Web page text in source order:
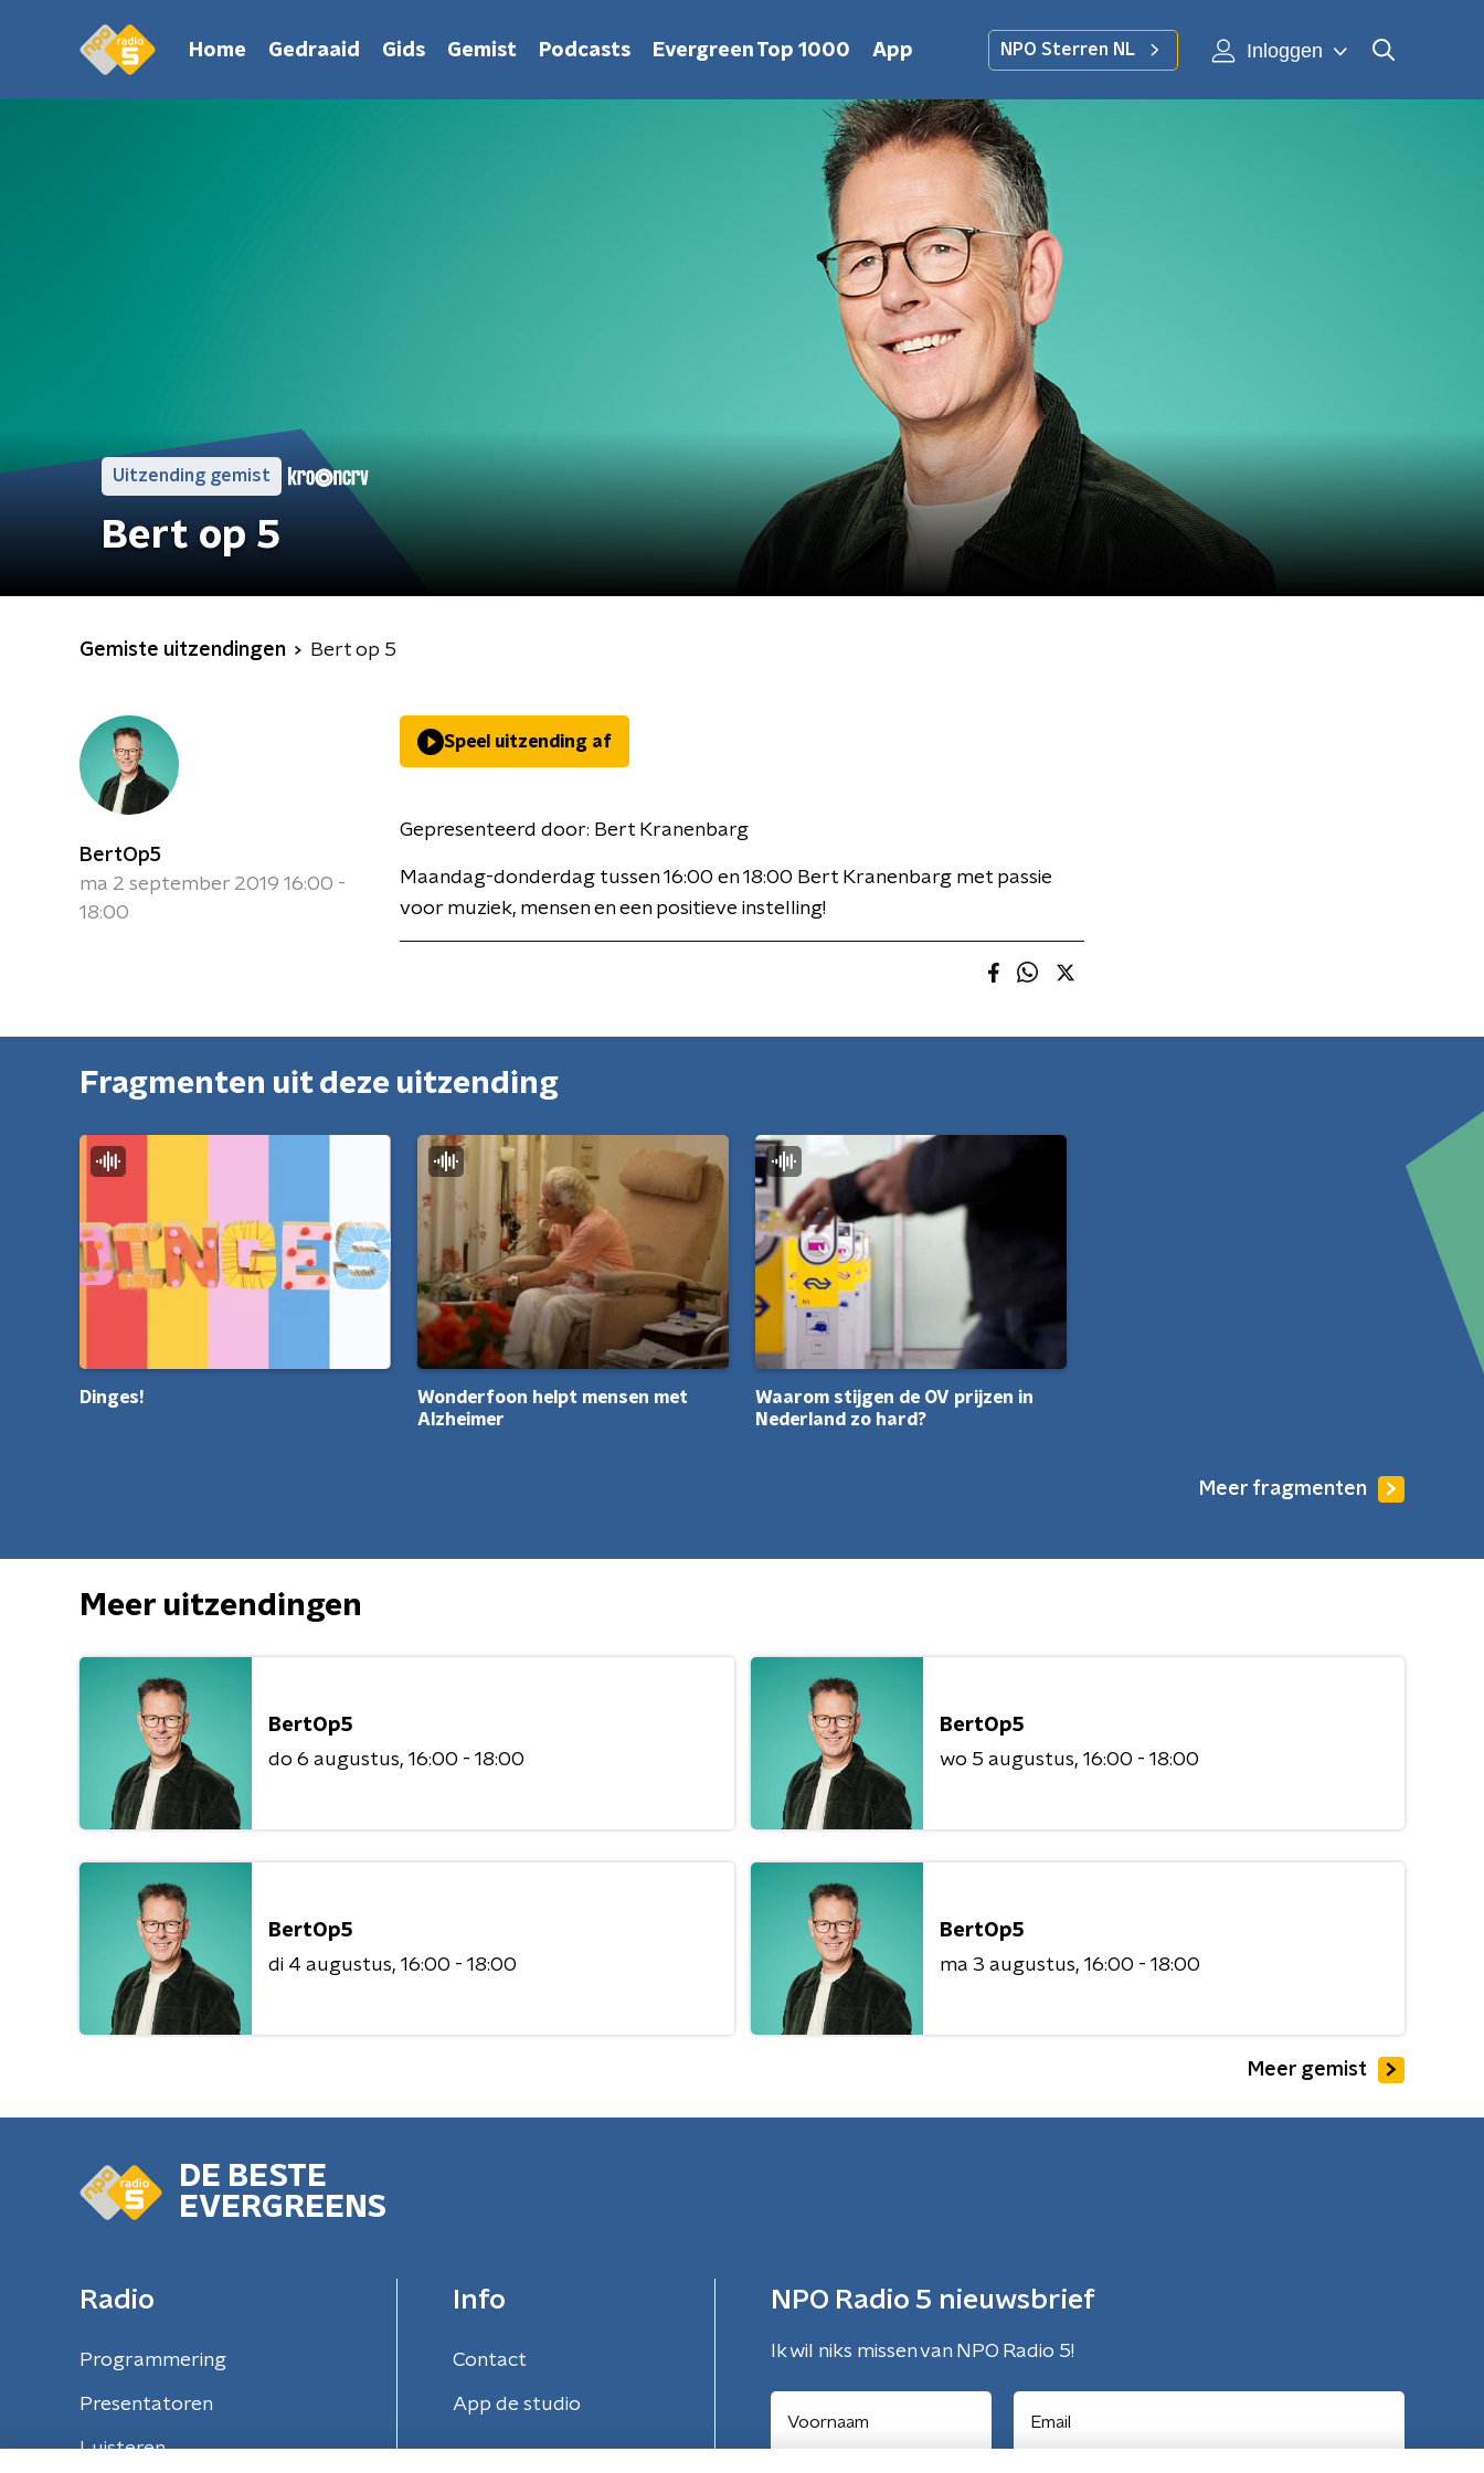
Home Gedraaid Gids Gemist Podcasts Evergreen Top 1000 App NPO Sterren NL Inloggen
Uitzending gemist
Bert op 5
Gemiste uitzendingen Bert op 5
BertOp5
ma 2 september 2019 16:00 -
18:00
Speel uitzending af
Gepresenteerd door: Bert Kranenbarg
Maandag-donderdag tussen 16:00 en 18:00 Bert Kranenbarg met passie
voor muziek, mensen en een positieve instelling!
Fragmenten uit deze uitzending
Dinges!
Wonderfoon helpt mensen met
Alzheimer
Waarom stijgen de OV prijzen in
Nederland zo hard?
Meer fragmenten
Meer uitzendingen
BertOp5
do 6 augustus 16:00 - 18:00
BertOp5
wo 5 augustus 16:00 - 18:00
BertOp5
di 4 augustus 16:00 - 18:00
BertOp5
ma 3 augustus 16:00 - 18:00
Meer gemist
DE BESTE
EVERGREENS
Radio
Programmering
Presentatoren
Luisteren
Info
Contact
App de studio
NPO Radio 5 nieuwsbrief
Ik wil niks missen van NPO Radio 5!